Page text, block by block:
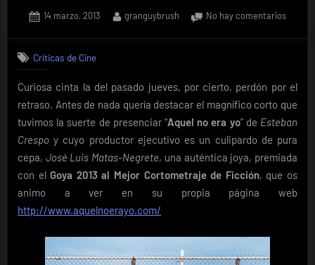
hacer
Posted
14 marzo, 2013 By
granguybrush No hay comentariosen
de
ser
Críticas de Cine
Curiosa cinta la del pasado jueves, por cierto, perdón por el
retraso. Antes de nada quería destacar el magnífico corto que
tuvimos la suerte de presenciar “Aquel no era yo” de Esteban
Crespo y cuyo productor ejecutivo es un culipardo de pura
cepa, José Luis Matas-Negrete, una auténtica joya, premiada
con elGoya 2013 al Mejor Cortometraje de Ficción, que os
animo a ver en su propia página web
http://www.aquelnoerayo.com/